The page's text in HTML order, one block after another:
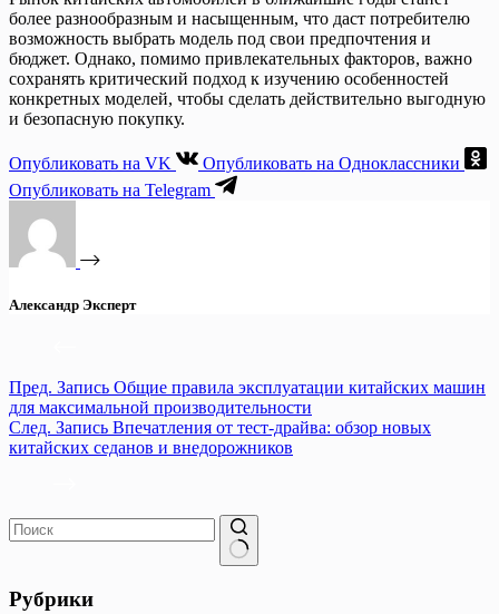
более разнообразным и насыщенным, что даст потребителю
возможность выбрать модель под свои предпочтения и
бюджет. Однако, помимо привлекательных факторов, важно
сохранять критический подход к изучению особенностей
конкретных моделей, чтобы сделать действительно выгодную
и безопасную покупку.
Опубликовать на VK
Опубликовать на Одноклассники
Опубликовать на Telegram
Александр Эксперт
Пред. Запись Общие правила эксплуатации китайских машин
для максимальной производительности
След. Запись Впечатления от тест-драйва: обзор новых
китайских седанов и внедорожников
не
Рубрики